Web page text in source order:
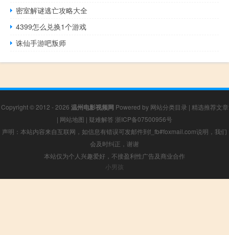
密室解谜逃亡攻略大全
4399怎么兑换1个游戏
诛仙手游吧叛师
Copyright © 2012 - 2026 温州电影视频网 Powered by 网站分类目录 | 精选推荐文章
| 网站地图 | 疑难解答 浙ICP备07500956号
声明：本站内容来自互联网，如信息有错误可发邮件到f_fb#foxmail.com说明，我们
会及时纠正，谢谢
本站仅为个人兴趣爱好，不接盈利性广告及商业合作
小男孩